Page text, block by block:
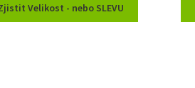
Velikost - nebo SLEVU